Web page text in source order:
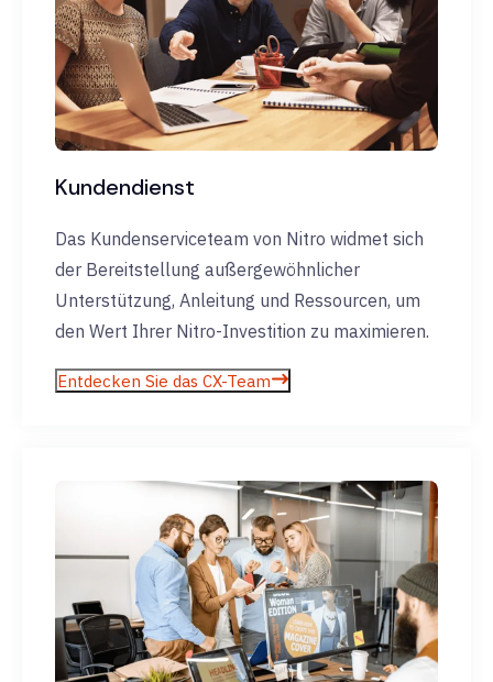
Kundendienst
Das Kundenserviceteam von Nitro widmet sich
der Bereitstellung außergewöhnlicher
Unterstützung, Anleitung und Ressourcen, um
den Wert Ihrer Nitro-Investition zu maximieren.
Entdecken Sie das CX-Team